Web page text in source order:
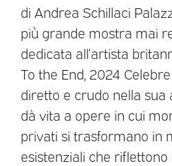
di Andrea Schillaci
più grande mostra mai
dedicata all’artista
To the End, 2024
diretto e crudo nella sua
dà vita a opere in cui
privati si trasformano in
esistenziali che riflettono